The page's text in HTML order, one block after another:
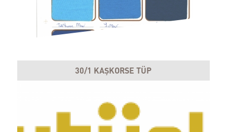
30/1 KAŞKORSE TÜP